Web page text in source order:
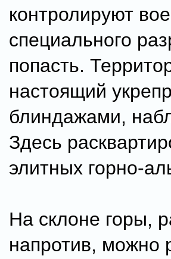
контролируют
специального
попасть.
настоящий
блиндажами,
Здесь
элитных горно-
На склоне горы,
напротив, можно